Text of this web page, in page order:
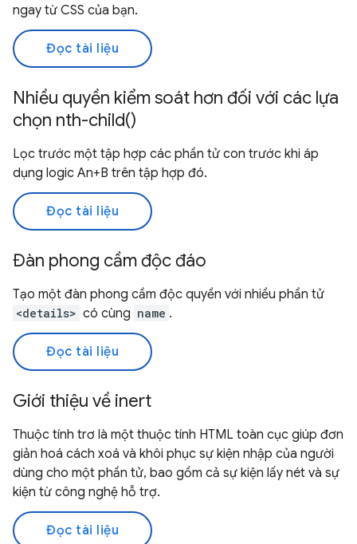
ngay từ CSS của bạn.
Đọc tài liệu
Nhiều quyền kiểm soát hơn đối với các lựa
chọn nth-child()
Lọc trước một tập hợp các phần tử con trước khi áp
dụng logic An+B trên tập hợp đó.
Đọc tài liệu
Đàn phong cầm độc đáo
Tạo một đàn phong cầm độc quyền với nhiều phần tử
<details> có cùng name .
Đọc tài liệu
Giới thiệu về inert
Thuộc tính trơ là một thuộc tính HTML toàn cục giúp đơn
giản hoá cách xoá và khôi phục sự kiện nhập của người
dùng cho một phần tử, bao gồm cả sự kiện lấy nét và sự
kiện từ công nghệ hỗ trợ.
Đọc tài liệu